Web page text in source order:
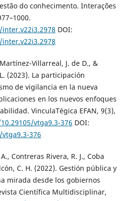
do conhecimento. Interações
DOI:
Villarreal, J. de D., &
(2023). La participación
de vigilancia en la nueva
en los nuevos enfoques
VinculaTégica EFAN, 9(3),
vtga9.3-376 DOI:
376
Contreras Rivera, R. J., Coba
C. H. (2022). Gestión pública y
mirada desde los gobiernos
Científica Multidisciplinar,